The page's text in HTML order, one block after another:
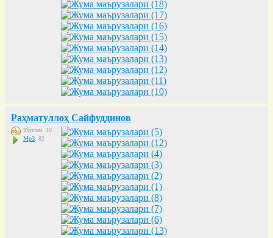
Раҳматуллоҳ Сайфуддинов
Тўплам: 10
Mp3: 82